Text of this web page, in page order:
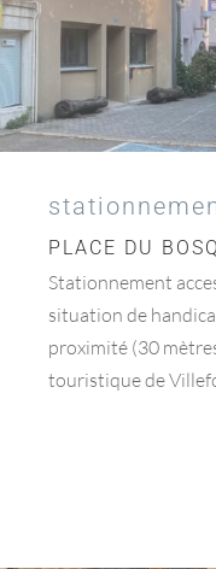
PLACE DU
Stationnement
situation de
proximité (30
touristique de